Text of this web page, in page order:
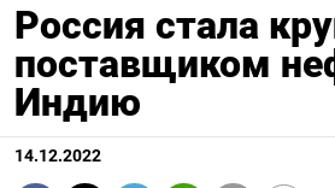
Россия стала
поставщиком
Индию
14.12.2022